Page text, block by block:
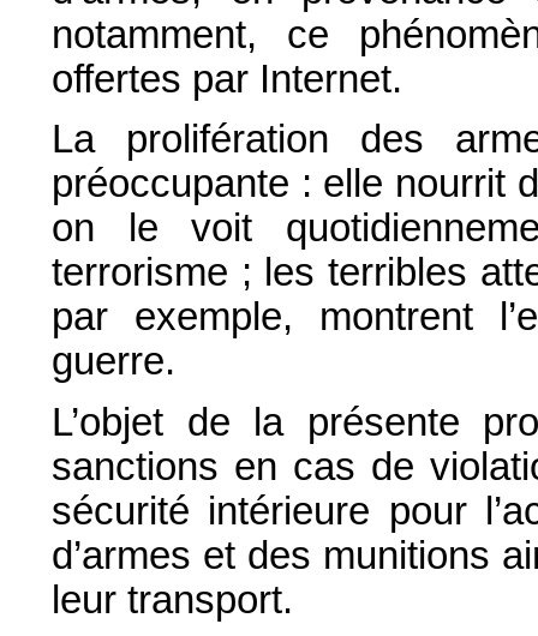
notamment, ce
offertes par Internet.
La prolifération des
préoccupante : elle nourrit
on le voit
terrorisme ; les terribles
par exemple, montrent
guerre.
L’objet de la présente
sanctions en cas de
sécurité intérieure pour
d’armes et des munitions
leur transport.